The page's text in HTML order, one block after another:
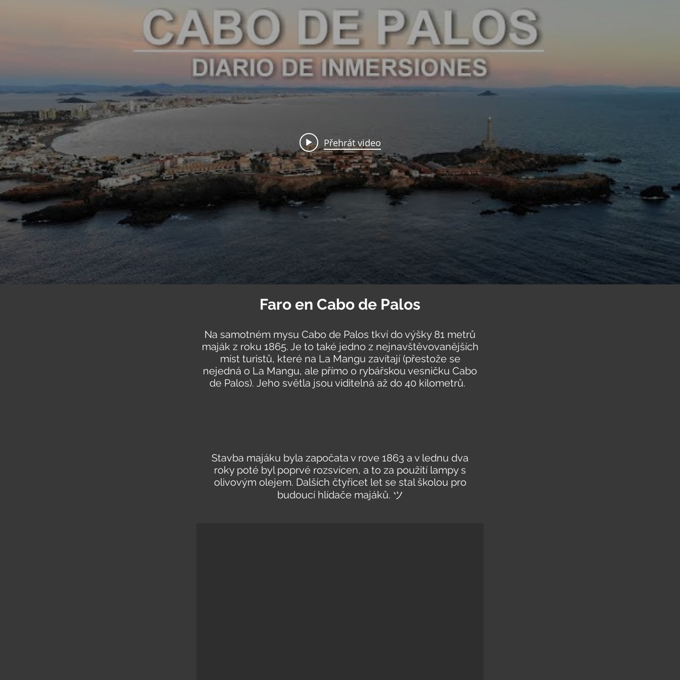
Přehrát video
Faro en Cabo de Palos
Na samotném mysu Cabo de Palos tkví do výšky 81 metrů
maják z roku 1865. Je to také jedno z nejnavštěvovanějších
míst turistů, které na La Mangu zavítají (přestože se
nejedná o La Mangu, ale přímo o rybářskou vesničku Cabo
de Palos). Jeho světla jsou viditelná až do 40 kilometrů.
Stavba majáku byla započata v rove 1863 a v lednu dva
roky poté byl poprvé rozsvícen, a to za použití lampy s
olivovým olejem. Dalších čtyřicet let se stal školou pro
budoucí hlídače majáků. ツ